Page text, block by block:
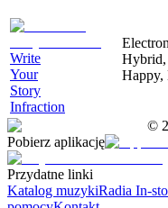
Write
Your
Story
Infraction
Hybrid,
Happy,
©
Pobierz aplikację
Przydatne linki
Katalog muzykiRadia In-